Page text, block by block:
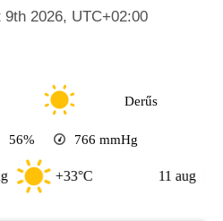
Derűs
56% 766 mmHg
+33°C